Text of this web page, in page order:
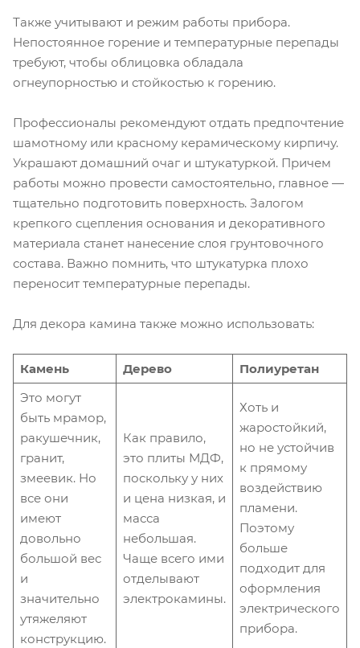
Также учитывают и режим работы прибора.
Непостоянное горение и температурные перепады
требуют, чтобы облицовка обладала
огнеупорностью и стойкостью к горению.
Профессионалы рекомендуют отдать предпочтение
шамотному или красному керамическому кирпичу.
Украшают домашний очаг и штукатуркой. Причем
работы можно провести самостоятельно, главное —
тщательно подготовить поверхность. Залогом
крепкого сцепления основания и декоративного
материала станет нанесение слоя грунтовочного
состава. Важно помнить, что штукатурка плохо
переносит температурные перепады.
Для декора камина также можно использовать:
Камень Дерево
Полиуретан
Это могут
быть мрамор,
ракушечник,
гранит,
змеевик. Но
все они
имеют
довольно
большой вес
и
значительно
утяжеляют
конструкцию.
Как правило,
это плиты МДФ,
поскольку у них
и цена низкая, и
масса
небольшая.
Чаще всего ими
отделывают
электрокамины.
Хоть и
жаростойкий,
но не устойчив
к прямому
воздействию
пламени.
Поэтому
больше
подходит для
оформления
электрического
прибора.